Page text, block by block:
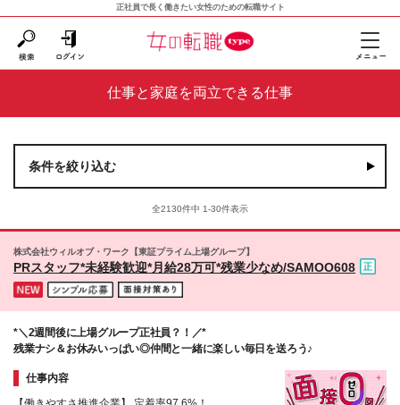
正社員で長く働きたい女性のための転職サイト
仕事と家庭を両立できる仕事
条件を絞り込む
全2130件中 1-30件表示
株式会社ウィルオブ・ワーク【東証プライム上場グループ】
PRスタッフ*未経験歓迎*月給28万可*残業少なめ/SAMOO608
*＼2週間後に上場グループ正社員？！／*
残業ナシ＆お休みいっぱい◎仲間と一緒に楽しい毎日を送ろう♪
仕事内容